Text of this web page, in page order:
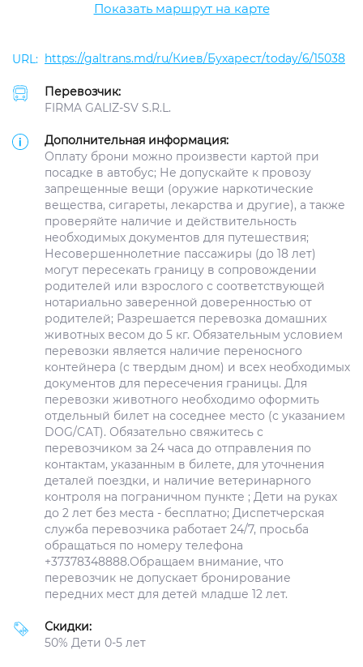
Показать маршрут на карте
https://galtrans.md/ru/Киев/Бухарест/today/6/15038
Перевозчик:
FIRMA GALIZ-SV S.R.L.
Дополнительная информация:
Оплату брони можно произвести картой при
посадке в автобус; Не допускайте к провозу
запрещенные вещи (оружие наркотические
вещества, сигареты, лекарства и другие), а также
проверяйте наличие и действительность
необходимых документов для путешествия;
Несовершеннолетние пассажиры (до 18 лет)
могут пересекать границу в сопровождении
родителей или взрослого с соответствующей
нотариально заверенной доверенностью от
родителей; Разрешается перевозка домашних
животных весом до 5 кг. Обязательным условием
перевозки является наличие переносного
контейнера (с твердым дном) и всех необходимых
документов для пересечения границы. Для
перевозки животного необходимо оформить
отдельный билет на соседнее место (с указанием
DOG/CAT). Обязательно свяжитесь с
перевозчиком за 24 часа до отправления по
контактам, указанным в билете, для уточнения
деталей поездки, и наличие ветеринарного
контроля на пограничном пункте ; Дети на руках
до 2 лет без места - бесплатно; Диспетчерская
служба перевозчика работает 24/7, просьба
обращаться по номеру телефона
+37378348888.Обращаем внимание, что
перевозчик не допускает бронирование
передних мест для детей младше 12 лет.
Скидки:
50% Дети 0-5 лет